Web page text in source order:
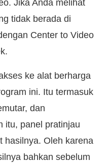
Jika Anda melihat
tidak berada di
Center to Video
ke alat berharga
ini. Itu termasuk
dan
itu, panel pratinjau
hasilnya. Oleh karena
bahkan sebelum